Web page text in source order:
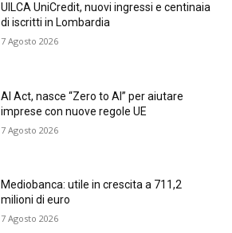
UILCA UniCredit, nuovi ingressi e centinaia
di iscritti in Lombardia
7 Agosto 2026
AI Act, nasce “Zero to AI” per aiutare
imprese con nuove regole UE
7 Agosto 2026
Mediobanca: utile in crescita a 711,2
milioni di euro
7 Agosto 2026